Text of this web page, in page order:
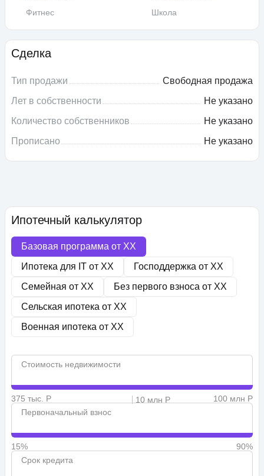
Фитнес
Школа
Сделка
Тип продажи
Свободная продажа
Лет в собственности
Не указано
Количество собственников
Не указано
Прописано
Не указано
Ипотечный калькулятор
Базовая программа от XX
Ипотека для IT от XX Господдержка от XX
Семейная от XX Без первого взноса от XX
Сельская ипотека от XX
Военная ипотека от XX
Стоимость недвижимости
375 тыс. Р 10 млн Р
100 млн Р
Первоначальный взнос
15%
90%
Срок кредита